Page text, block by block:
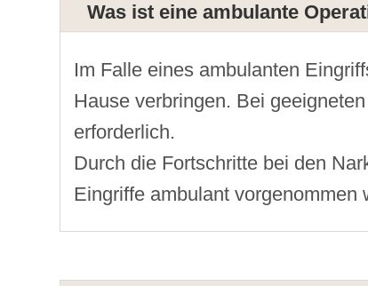
Was ist eine ambulante
Im Falle eines ambulanten
Hause verbringen. Bei
erforderlich.
Durch die Fortschritte bei den
Eingriffe ambulant vorgenommen